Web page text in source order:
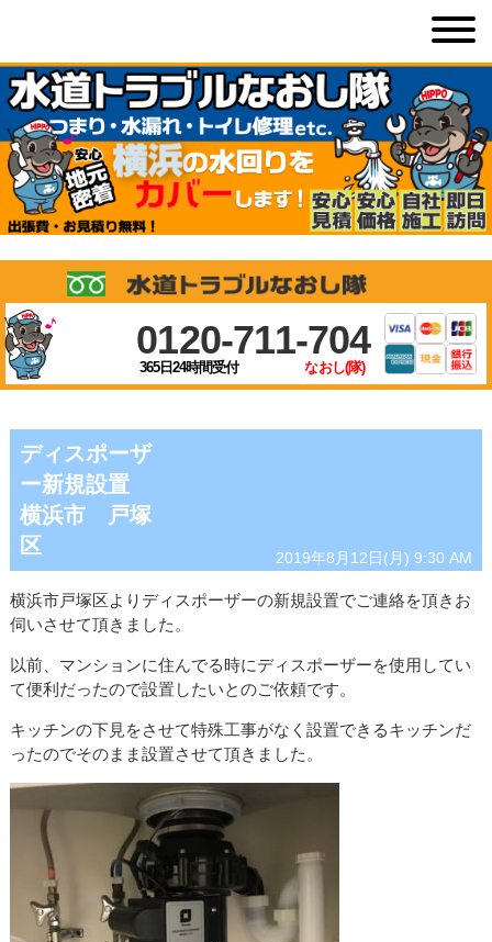
0120-711-704
なおし(隊)
365日24時間受付
ディスポーザ
ー新規設置
横浜市 戸塚
区
2019年8月12日(月) 9:30 AM
横浜市戸塚区よりディスポーザーの新規設置でご連絡を頂きお
伺いさせて頂きました。
以前、マンションに住んでる時にディスポーザーを使用してい
て便利だったので設置したいとのご依頼です。
キッチンの下見をさせて特殊工事がなく設置できるキッチンだ
ったのでそのまま設置させて頂きました。